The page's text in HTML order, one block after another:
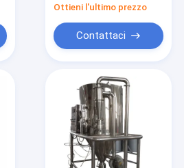
Ottieni l'ultimo prezzo
Contattaci